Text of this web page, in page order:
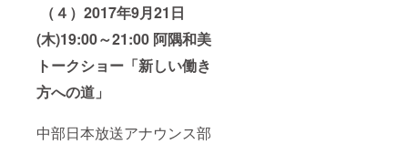
（４）2017年9月21日
(木)19:00～21:00 阿隅和美
トークショー「新しい働き
方への道」
中部日本放送アナウンス部